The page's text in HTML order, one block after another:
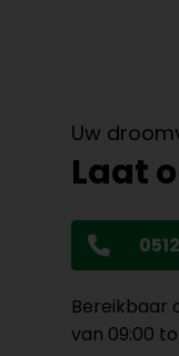
Uw
Laat
Bereikbaar
van 09:00